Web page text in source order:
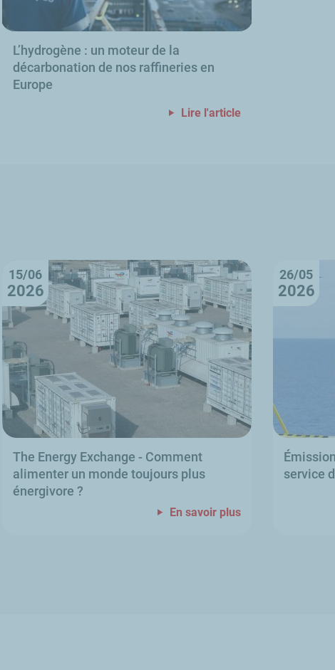
L’hydrogène : un moteur de la
décarbonation de nos raffineries en
Europe
Lire l'article
15/06
2026
The Energy Exchange - Comment
alimenter un monde toujours plus
énergivore ?
En savoir plus
26/05
2026
service